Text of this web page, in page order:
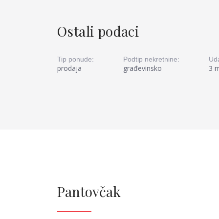
Ostali podaci
Tip ponude:
prodaja
Podtip nekretnine:
građevinsko 3
Pantovčak